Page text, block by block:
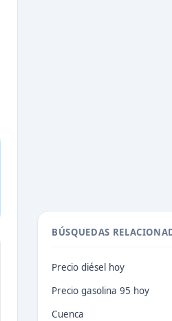
BÚSQUEDAS
Precio diésel hoy
Precio gasolina 95 hoy
Cuenca